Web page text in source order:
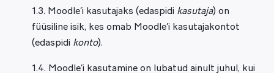
1.3. Moodle’i kasutajaks (edaspidi kasutaja) on
füüsiline isik, kes omab Moodle’i kasutajakontot
(edaspidi konto).
1.4. Moodle’i kasutamine on lubatud ainult juhul, kui